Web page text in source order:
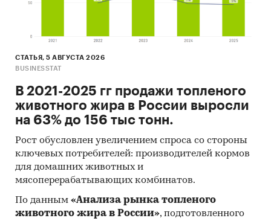
СТАТЬЯ, 5 АВГУСТА 2026
BUSINESSTAT
В 2021-2025 гг продажи топленого
животного жира в России выросли
на 63% до 156 тыс тонн.
Рост обусловлен увеличением спроса со стороны
ключевых потребителей: производителей кормов
для домашних животных и
мясоперерабатывающих комбинатов.
По данным «Анализа рынка топленого
животного жира в России», подготовленного